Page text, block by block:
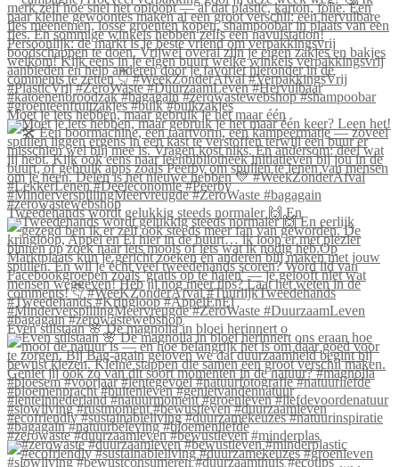
Moet je iets hebben, maar gebruik je het maar één
Tweedehands wordt gelukkig steeds normaler 🙌 En
Even stilstaan 🌸 De magnolia in bloei herinnert o
#zerowaste #duurzaamleven #bewustleven #minderplas